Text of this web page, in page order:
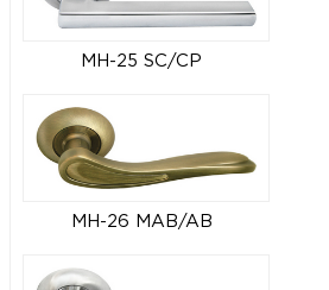
MH-25 SC/CP
MH-26 MAB/AB